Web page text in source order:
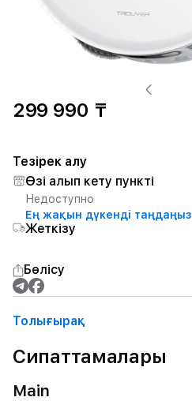
299 990 ₸
Тезірек алу
Өзі алып кету пункті
Недоступно
Ең жақын дүкенді таңдаңыз
Жеткізу
Бөлісу
Толығырақ
Сипаттамалары
Main